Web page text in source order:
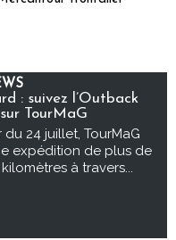
: suivez l’Outback
TourMaG
du 24 juillet, TourMaG
expédition de plus de
à travers...